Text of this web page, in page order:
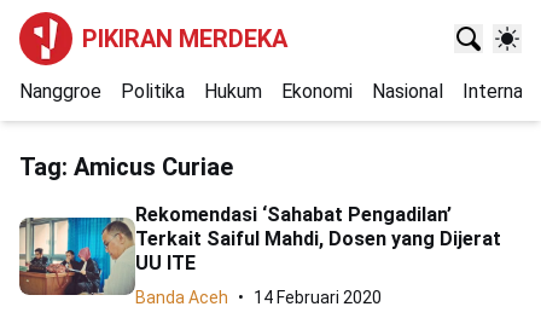
PIKIRAN MERDEKA
Nanggroe Politika Hukum Ekonomi Nasional
Tag: Amicus Curiae
Rekomendasi ‘Sahabat Pengadilan’
Terkait Saiful Mahdi, Dosen yang Dijerat
UU ITE
Banda Aceh 14 Februari 2020